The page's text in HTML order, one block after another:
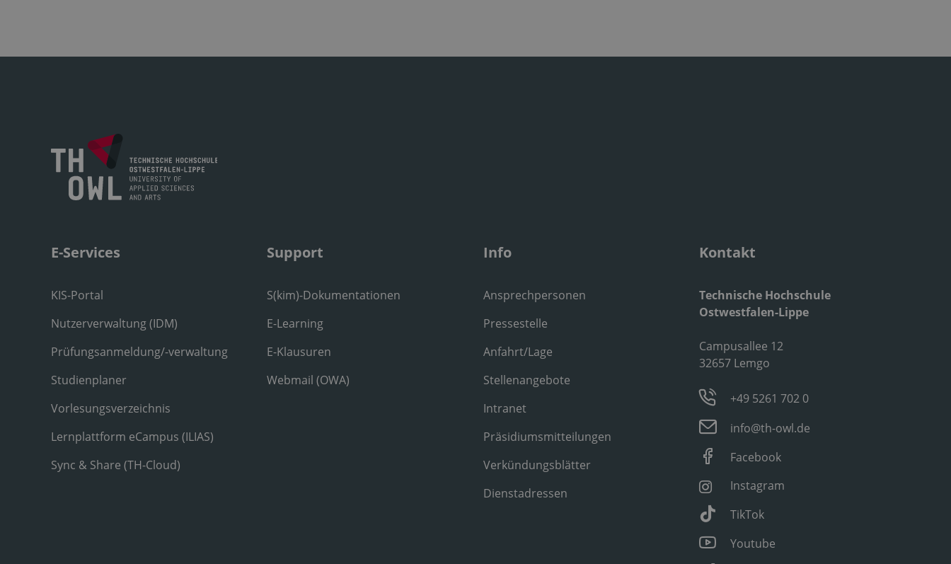
E-Services
KIS-Portal
Nutzerverwaltung (IDM)
Prüfungsanmeldung/-verwaltung
Studienplaner
Vorlesungsverzeichnis
Lernplattform eCampus (ILIAS)
Sync & Share (TH-Cloud)
Support
S(kim)-Dokumentationen
E-Learning
E-Klausuren
Webmail (OWA)
Info
Ansprechpersonen
Pressestelle
Anfahrt/Lage
Stellenangebote
Intranet
Präsidiumsmitteilungen
Verkündungsblätter
Dienstadressen
Kontakt
Technische Hochschule
Ostwestfalen-Lippe
Campusallee 12
32657 Lemgo
+49 5261 702 0
info@th-owl.de
Facebook
Instagram
TikTok
Youtube